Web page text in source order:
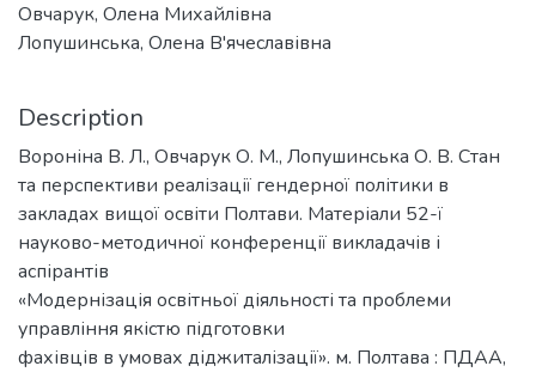
Овчарук, Олена Михайлівна
Лопушинська, Олена В'ячеславівна
Description
Вороніна В. Л., Овчарук О. М., Лопушинська О. В. Стан
та перспективи реалізації гендерної політики в
закладах вищої освіти Полтави. Матеріали 52-ї
науково-методичної конференції викладачів і
аспірантів
«Модернізація освітньої діяльності та проблеми
управління якістю підготовки
фахівців в умовах діджиталізації». м. Полтава : ПДАА,